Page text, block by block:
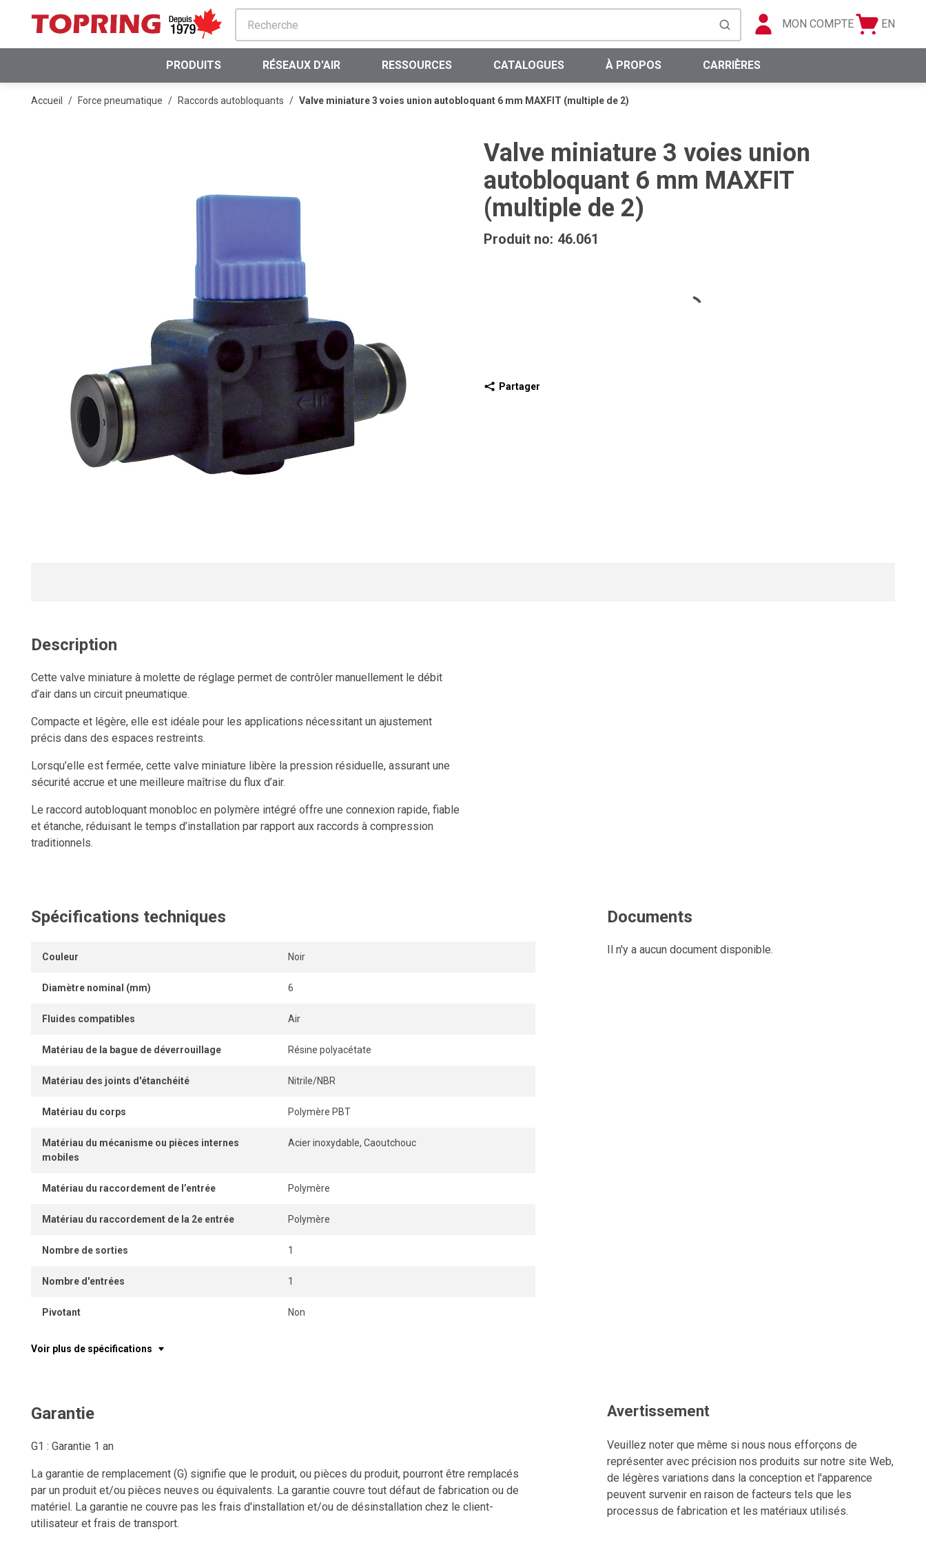
PASSER AU CONTENU PRINCIPAL
soumettre la recherche
MON COMPTE
Panier
Langue
EN
PRODUITS RÉSEAUX D'AIR RESSOURCES CATALOGUES À PROPOS CARRIÈRES
Accueil / Force pneumatique / Raccords autobloquants / Valve miniature 3 voies union autobloquant 6 mm MAXFIT (multiple de 2)
Valve miniature 3 voies union
autobloquant 6 mm MAXFIT
(multiple de 2)
Produit no: 46.061
Partager
Description
Cette valve miniature à molette de réglage permet de contrôler manuellement le débit
d’air dans un circuit pneumatique.
Compacte et légère, elle est idéale pour les applications nécessitant un ajustement
précis dans des espaces restreints.
Lorsqu’elle est fermée, cette valve miniature libère la pression résiduelle, assurant une
sécurité accrue et une meilleure maîtrise du flux d’air.
Le raccord autobloquant monobloc en polymère intégré offre une connexion rapide, fiable
et étanche, réduisant le temps d’installation par rapport aux raccords à compression
traditionnels.
L’anneau de dégagement permet de retirer le tube rapidement et sans outil, pour une
Son design à grand passage procure un débit d’air supérieur, et la connexion demeure
Spécifications techniques
Couleur Noir
Diamètre nominal (mm) 6
Fluides compatibles Air
Matériau de la bague de déverrouillage Résine polyacétate
Matériau des joints d'étanchéité Nitrile/NBR
Matériau du corps Polymère PBT
Matériau du mécanisme ou pièces internes
mobiles
Acier inoxydable, Caoutchouc
Matériau du raccordement de l’entrée Polymère
Matériau du raccordement de la 2e entrée Polymère
Nombre de sorties 1
Nombre d'entrées 1
Pivotant Non
Voir plus de spécifications
Documents
Il n'y a aucun document disponible.
Garantie
G1 : Garantie 1 an
La garantie de remplacement (G) signifie que le produit, ou pièces du produit, pourront être remplacés
par un produit et/ou pièces neuves ou équivalents. La garantie couvre tout défaut de fabrication ou de
matériel. La garantie ne couvre pas les frais d'installation et/ou de désinstallation chez le client-
utilisateur et frais de transport.
Avertissement
Veuillez noter que même si nous nous efforçons de
représenter avec précision nos produits sur notre site Web,
de légères variations dans la conception et l'apparence
peuvent survenir en raison de facteurs tels que les
processus de fabrication et les matériaux utilisés.